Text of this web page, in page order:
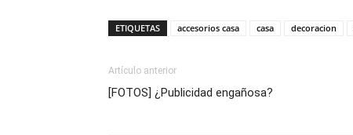
ETIQUETAS accesorios casa casa decoracion
Artículo anterior
[FOTOS] ¿Publicidad engañosa?